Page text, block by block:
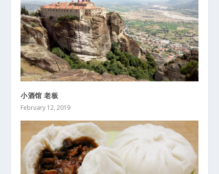
小酒馆 老板
February 12, 2019